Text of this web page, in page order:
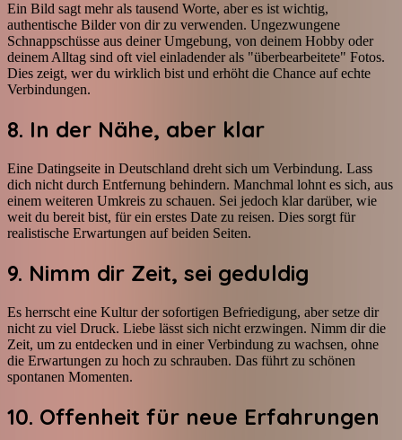
Ein Bild sagt mehr als tausend Worte, aber es ist wichtig,
authentische Bilder von dir zu verwenden. Ungezwungene
Schnappschüsse aus deiner Umgebung, von deinem Hobby oder
deinem Alltag sind oft viel einladender als "überbearbeitete" Fotos.
Dies zeigt, wer du wirklich bist und erhöht die Chance auf echte
Verbindungen.
8. In der Nähe, aber klar
Eine Datingseite in Deutschland dreht sich um Verbindung. Lass
dich nicht durch Entfernung behindern. Manchmal lohnt es sich, aus
einem weiteren Umkreis zu schauen. Sei jedoch klar darüber, wie
weit du bereit bist, für ein erstes Date zu reisen. Dies sorgt für
realistische Erwartungen auf beiden Seiten.
9. Nimm dir Zeit, sei geduldig
Es herrscht eine Kultur der sofortigen Befriedigung, aber setze dir
nicht zu viel Druck. Liebe lässt sich nicht erzwingen. Nimm dir die
Zeit, um zu entdecken und in einer Verbindung zu wachsen, ohne
die Erwartungen zu hoch zu schrauben. Das führt zu schönen
spontanen Momenten.
10. Offenheit für neue Erfahrungen